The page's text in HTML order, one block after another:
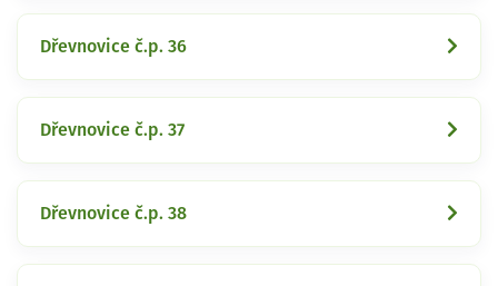
Dřevnovice č.p. 36
Dřevnovice č.p. 37
Dřevnovice č.p. 38